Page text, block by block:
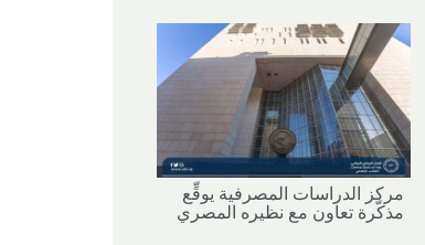
مركز الدراسات المصرفية يوقِّع
مذكّرة تعاون مع نظيره المصري